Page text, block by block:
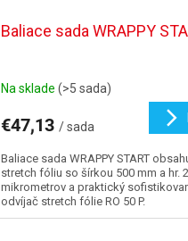
Baliace sada WRAPPY
Na sklade (>5 sada)
€47,13 / sada
Baliace sada WRAPPY START
stretch fóliu so šírkou 500 mm a hr.
mikrometrov a praktický
odvíjač stretch fólie RO 50 P.